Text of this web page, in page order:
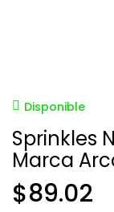
Disponible
Sprinkles
Marca
$89.02